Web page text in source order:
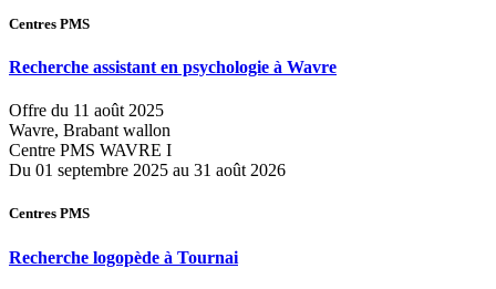
Centres PMS
Recherche assistant en psychologie à Wavre
Offre du 11 août 2025
Wavre, Brabant wallon
Centre PMS WAVRE I
Du 01 septembre 2025 au 31 août 2026
Centres PMS
Recherche logopède à Tournai